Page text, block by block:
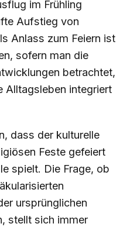
im Frühling
Aufstieg von
Anlass zum Feiern ist
sofern man die
betrachtet,
Alltagsleben integriert
dass der kulturelle
Feste gefeiert
spielt. Die Frage, ob
ursprünglichen
stellt sich immer